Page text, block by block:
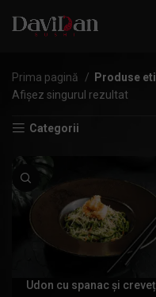
Prima pagină
Produse
Afișez singurul rezultat
Categorii
Udon cu spanac și